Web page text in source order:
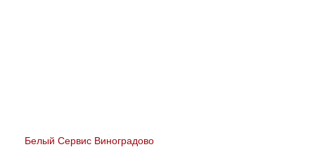
Белый Сервис Виноградово